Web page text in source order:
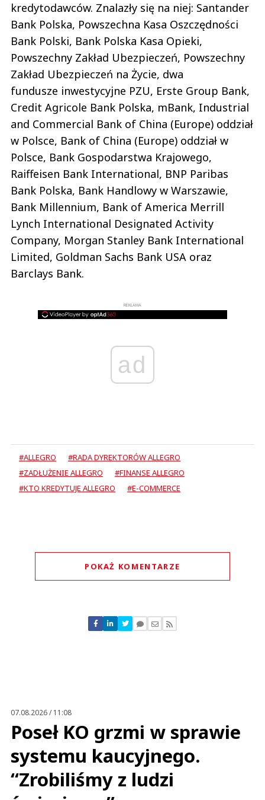
kredytodawców. Znalazły się na niej: Santander
Bank Polska, Powszechna Kasa Oszczędności
Bank Polski, Bank Polska Kasa Opieki,
Powszechny Zakład Ubezpieczeń, Powszechny
Zakład Ubezpieczeń na Życie, dwa
fundusze inwestycyjne PZU, Erste Group Bank,
Credit Agricole Bank Polska, mBank, Industrial
and Commercial Bank of China (Europe) oddział
w Polsce, Bank of China (Europe) oddział w
Polsce, Bank Gospodarstwa Krajowego,
Raiffeisen Bank International, BNP Paribas
Bank Polska, Bank Handlowy w Warszawie,
Bank Millennium, Bank of America Merrill
Lynch International Designated Activity
Company, Morgan Stanley Bank International
Limited, Goldman Sachs Bank USA oraz
Barclays Bank.
REKLAMA
ad
#ALLEGRO
#RADA DYREKTORÓW ALLEGRO
#ZADŁUŻENIE ALLEGRO
#FINANSE ALLEGRO
#KTO KREDYTUJE ALLEGRO
#E-COMMERCE
POKAŻ KOMENTARZE
Nie znaleziono komentarzy
Zostaw swoje komentarze
07.08.2026 / 11:08
Poseł KO grzmi w sprawie
systemu kaucyjnego.
“Zrobiliśmy z ludzi